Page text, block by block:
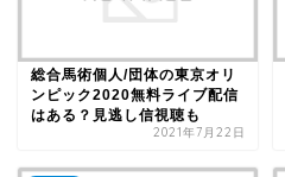
総合馬術個人/団体の東京オリ
ンピック2020無料ライブ配信
はある？見逃し信視聴も
2021年7月22日